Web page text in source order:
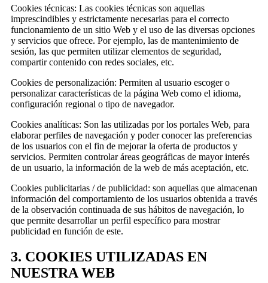
Cookies técnicas: Las cookies técnicas son aquellas
imprescindibles y estrictamente necesarias para el correcto
funcionamiento de un sitio Web y el uso de las diversas opciones
y servicios que ofrece. Por ejemplo, las de mantenimiento de
sesión, las que permiten utilizar elementos de seguridad,
compartir contenido con redes sociales, etc.
Cookies de personalización: Permiten al usuario escoger o
personalizar características de la página Web como el idioma,
configuración regional o tipo de navegador.
Cookies analíticas: Son las utilizadas por los portales Web, para
elaborar perfiles de navegación y poder conocer las preferencias
de los usuarios con el fin de mejorar la oferta de productos y
servicios. Permiten controlar áreas geográficas de mayor interés
de un usuario, la información de la web de más aceptación, etc.
Cookies publicitarias / de publicidad: son aquellas que almacenan
información del comportamiento de los usuarios obtenida a través
de la observación continuada de sus hábitos de navegación, lo
que permite desarrollar un perfil específico para mostrar
publicidad en función de este.
3. COOKIES UTILIZADAS EN
NUESTRA WEB